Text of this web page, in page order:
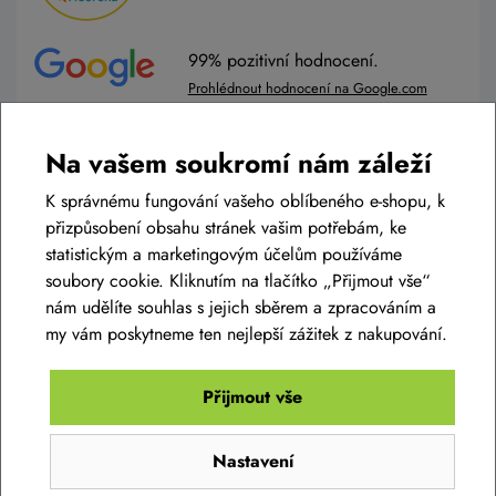
99% pozitivní hodnocení.
Prohlédnout hodnocení na Google.com
Prohlédnout hodnocení na Zbozi.cz
POTŘEBUJETE PORADIT?
Ozvěte se nám
(Po-Pá: 8 - 17 hod)
+420 605 430 574
Online formulář:napište nám
Na vašem soukromí nám záleží
K správnému fungování vašeho oblíbeného e-shopu, k
přizpůsobení obsahu stránek vašim potřebám, ke
statistickým a marketingovým účelům používáme
soubory cookie. Kliknutím na tlačítko „Přijmout vše“
nám udělíte souhlas s jejich sběrem a zpracováním a
my vám poskytneme ten nejlepší zážitek z nakupování.
Nastavení
Přijmout vše